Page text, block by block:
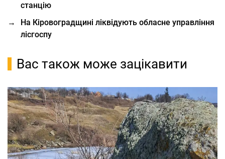
станцію
→
На Кіровоградщині ліквідують обласне управління
лісгоспу
Вас також може зацікавити